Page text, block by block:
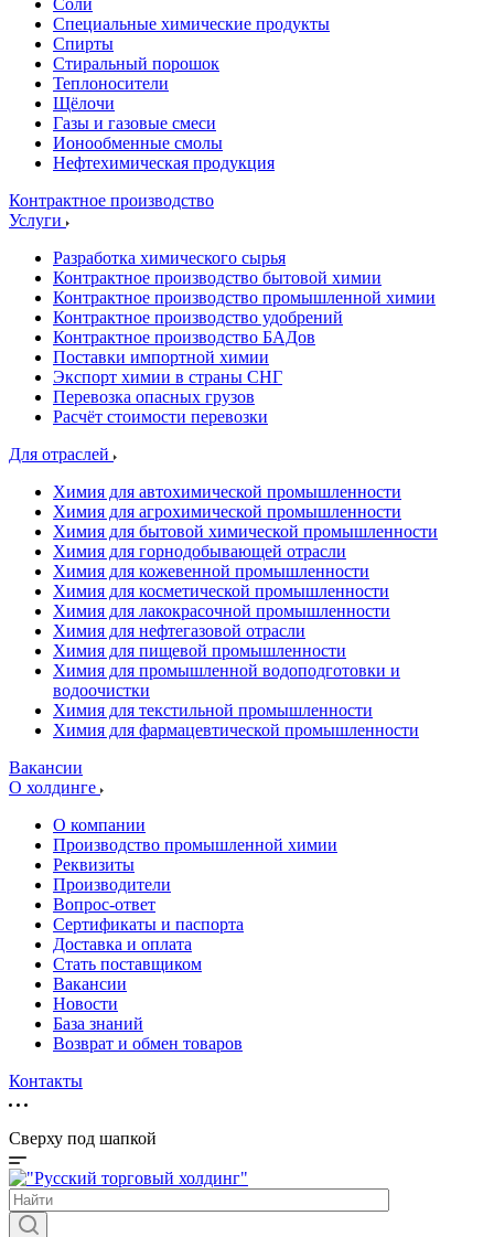
Соли
Специальные химические продукты
Спирты
Стиральный порошок
Теплоносители
Щёлочи
Газы и газовые смеси
Ионообменные смолы
Нефтехимическая продукция
Контрактное производство
Услуги
Разработка химического сырья
Контрактное производство бытовой химии
Контрактное производство промышленной химии
Контрактное производство удобрений
Контрактное производство БАДов
Поставки импортной химии
Экспорт химии в страны СНГ
Перевозка опасных грузов
Расчёт стоимости перевозки
Для отраслей
Химия для автохимической промышленности
Химия для агрохимической промышленности
Химия для бытовой химической промышленности
Химия для горнодобывающей отрасли
Химия для кожевенной промышленности
Химия для косметической промышленности
Химия для лакокрасочной промышленности
Химия для нефтегазовой отрасли
Химия для пищевой промышленности
Химия для промышленной водоподготовки и
водоочистки
Химия для текстильной промышленности
Химия для фармацевтической промышленности
Вакансии
О холдинге
О компании
Производство промышленной химии
Реквизиты
Производители
Вопрос-ответ
Сертификаты и паспорта
Доставка и оплата
Стать поставщиком
Вакансии
Новости
База знаний
Возврат и обмен товаров
Контакты
Сверху под шапкой